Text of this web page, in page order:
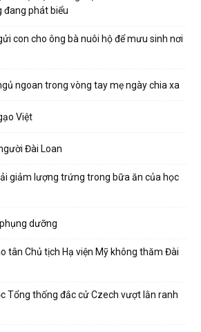
đang phát biểu
con cho ông bà nuôi hộ để mưu sinh nơi
ngoan trong vòng tay mẹ ngày chia xa
Việt
Đài Loan
giảm lượng trứng trong bữa ăn của học
dưỡng
tân Chủ tịch Hạ viện Mỹ không thăm Đài
Tổng thống đắc cử Czech vượt lằn ranh